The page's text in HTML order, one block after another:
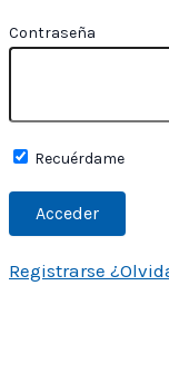
Contraseña
Recuérdame
Registrarse